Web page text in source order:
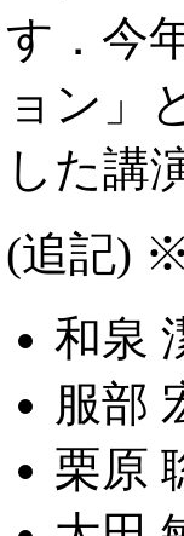
す．今
ョン」
した講
(追記)
和泉
服部
栗原